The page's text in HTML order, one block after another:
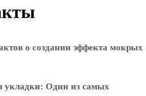
о создании эффекта мокрых
укладки: Один из самых